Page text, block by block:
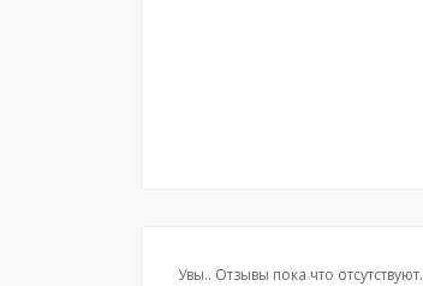
Увы.. Отзывы пока что отсутствуют.